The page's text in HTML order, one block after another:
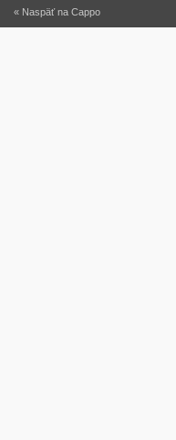
« Naspäť na Cappo